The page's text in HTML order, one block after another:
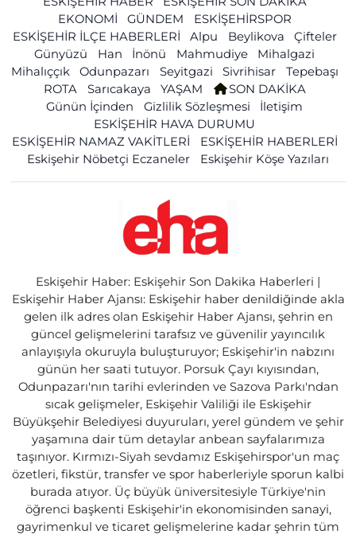
EKONOMİ
GÜNDEM
ESKİŞEHİRSPOR
ESKİŞEHİR İLÇE HABERLERİ
Alpu Beylikova
Çifteler
Günyüzü
Han İnönü Mahmudiye
Mihalgazi
Mihalıççık
Odunpazarı Seyitgazi Sivrihisar
Tepebaşı
ROTA
Sarıcakaya YAŞAM
SON DAKİKA
Günün İçinden
Gizlilik Sözleşmesi
İletişim
ESKİŞEHİR HAVA DURUMU
ESKİŞEHİR NAMAZ VAKİTLERİ
ESKİŞEHİR HABERLERİ
Eskişehir Nöbetçi Eczaneler
Eskişehir Köşe Yazıları
Eskişehir Haber: Eskişehir Son Dakika Haberleri |
Eskişehir Haber Ajansı: Eskişehir haber denildiğinde akla
gelen ilk adres olan Eskişehir Haber Ajansı, şehrin en
güncel gelişmelerini tarafsız ve güvenilir yayıncılık
anlayışıyla okuruyla buluşturuyor; Eskişehir'in nabzını
günün her saati tutuyor. Porsuk Çayı kıyısından,
Odunpazarı'nın tarihi evlerinden ve Sazova Parkı'ndan
sıcak gelişmeler, Eskişehir Valiliği ile Eskişehir
Büyükşehir Belediyesi duyuruları, yerel gündem ve şehir
yaşamına dair tüm detaylar anbean sayfalarımıza
taşınıyor. Kırmızı-Siyah sevdamız Eskişehirspor'un maç
özetleri, fikstür, transfer ve spor haberleriyle sporun kalbi
burada atıyor. Üç büyük üniversitesiyle Türkiye'nin
öğrenci başkenti Eskişehir'in ekonomisinden sanayi,
gayrimenkul ve ticaret gelişmelerine kadar şehrin tüm